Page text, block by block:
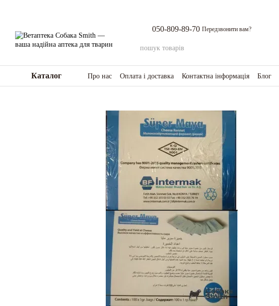
050-809-89-70 Передзвонити вам?
Каталог Про нас Оплата і доставка Контактна інформація Блог
Повернення товару та коштів
Відгуки про магазин